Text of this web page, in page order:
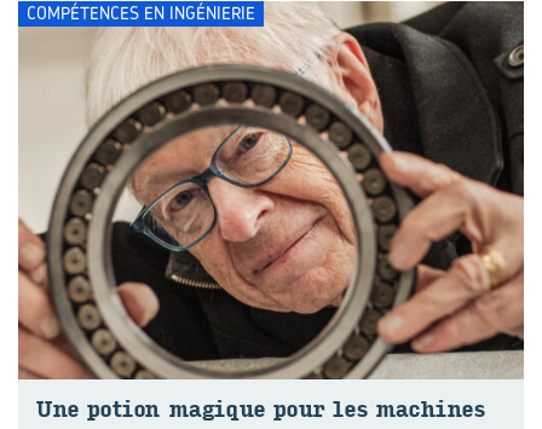
COMPÉTENCES EN INGÉNIERIE
Une po­tion ma­gique pour les ma­chines